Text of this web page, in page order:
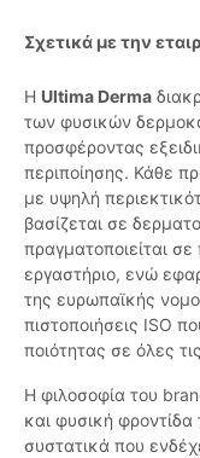
Σχετικά με την
Η Ultima Derma
των φυσικών
προσφέροντας
περιποίησης. Κάθε
με υψηλή
βασίζεται σε
πραγματοποιείται
εργαστήριο, ενώ
της ευρωπαϊκής
πιστοποιήσεις ISO
ποιότητας σε όλες
Η φιλοσοφία του
και φυσική
συστατικά που